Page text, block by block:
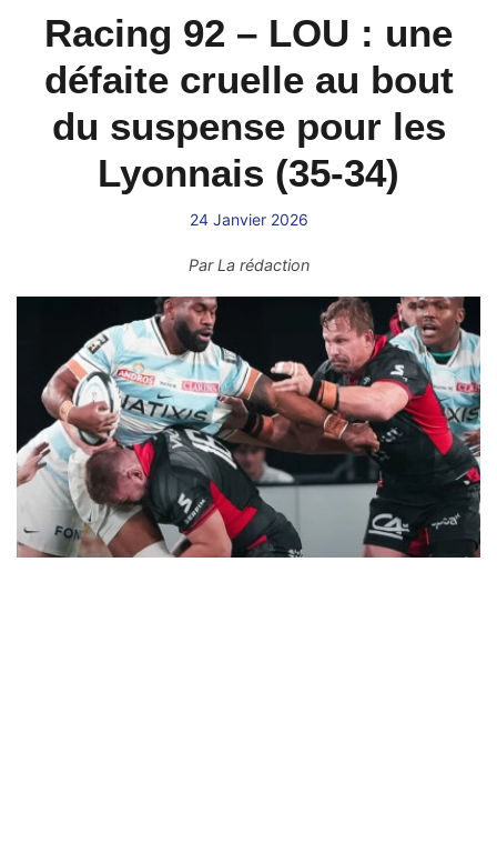
Racing 92 – LOU : une
défaite cruelle au bout
du suspense pour les
Lyonnais (35-34)
24 Janvier 2026
ParLa rédaction